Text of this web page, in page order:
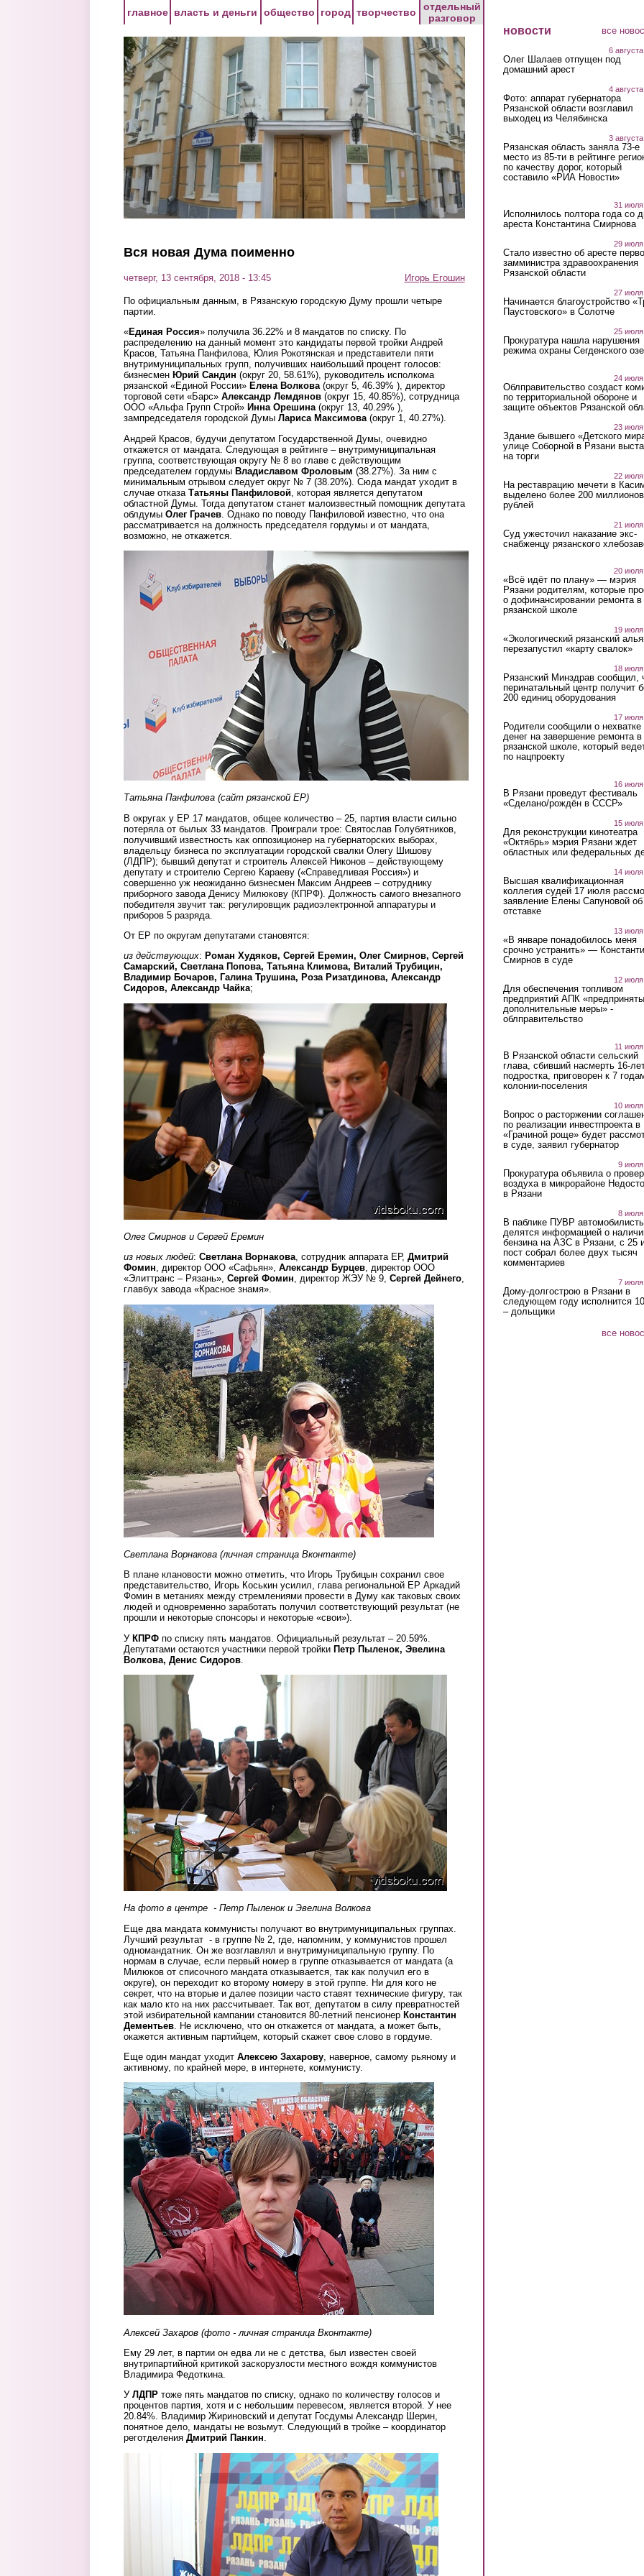
главное власть и деньги общество город творчество
отдельный
разговор
Вся новая Дума поименно
четверг, 13 сентября, 2018 - 13:45 Игорь Егошин
По официальным данным, в Рязанскую городскую Думу прошли четыре
партии.
«Единая Россия» получила 36.22% и 8 мандатов по списку. По
распределению на данный момент это кандидаты первой тройки Андрей
Красов, Татьяна Панфилова, Юлия Рокотянская и представители пяти
внутримуниципальных групп, получивших наибольший процент голосов:
бизнесмен Юрий Сандин (округ 20, 58.61%), руководитель исполкома
рязанской «Единой России» Елена Волкова(округ 5, 46.39% ), директор
торговой сети «Барс» Александр Лемдянов (округ 15, 40.85%), сотрудница
ООО «Альфа Групп Строй» Инна Орешина(округ 13, 40.29% ),
зампредседателя городской Думы Лариса Максимова(округ 1, 40.27%).
Андрей Красов, будучи депутатом Государственной Думы, очевидно
откажется от мандата. Следующая в рейтинге – внутримуниципальная
группа, соответствующая округу № 8 во главе с действующим
председателем гордумы Владиславом Фроловым (38.27%). За ним с
минимальным отрывом следует округ № 7 (38.20%). Сюда мандат уходит в
случае отказа Татьяны Панфиловой , которая является депутатом
областной Думы. Тогда депутатом станет малоизвестный помощник депутата
облдумы Олег Грачев . Однако по поводу Панфиловой известно, что она
рассматривается на должность председателя гордумы и от мандата,
возможно, не откажется.
Татьяна Панфилова (сайт рязанской ЕР)
В округах у ЕР 17 мандатов, общее количество – 25, партия власти сильно
потеряла от былых 33 мандатов. Проиграли трое: Святослав Голубятников,
получивший известность как оппозиционер на губернаторских выборах,
владельцу бизнеса по эксплуатации городской свалки Олегу Шишову
(ЛДПР); бывший депутат и строитель Алексей Никонов – действующему
депутату и строителю Сергею Караеву («Справедливая Россия») и
совершенно уж неожиданно бизнесмен Максим Андреев – сотруднику
приборного завода Денису Милюкову (КПРФ). Должность самого внезапного
победителя звучит так: регулировщик радиоэлектронной аппаратуры и
приборов 5 разряда.
От ЕР по округам депутатами становятся:
из действующих: Роман Худяков, Сергей Еремин, Олег Смирнов, Сергей
Самарский, Светлана Попова, Татьяна Климова, Виталий Трубицин,
Владимир Бочаров, Галина Трушина, Роза Ризатдинова, Александр
Сидоров, Александр Чайка;
eremesmirnov.jpg
Олег Смирнов и Сергей Еремин
из новых людей: Светлана Ворнакова, сотрудник аппарата ЕР, Дмитрий
Фомин, директор ООО «Сафьян», Александр Бурцев, директор ООО
«Элиттранс – Рязань», Сергей Фомин, директор ЖЭУ № 9, Сергей Дейнего,
главбух завода «Красное знамя».
1.jpg
Светлана Ворнакова (личная страница Вконтакте)
В плане клановости можно отметить, что Игорь Трубицын сохранил свое
представительство, Игорь Коськин усилил, глава региональной ЕР Аркадий
Фомин в метаниях между стремлениями провести в Думу как таковых своих
людей и одновременно заработать получил соответствующий результат (не
прошли и некоторые спонсоры и некоторые «свои»).
У КПРФ по списку пять мандатов. Официальный результат – 20.59%.
Депутатами остаются участники первой тройки Петр Пыленок, Эвелина
Волкова, Денис Сидоров
kommunisty.jpg
На фото в центре - Петр Пыленок и Эвелина Волкова
Еще два мандата коммунисты получают во внутримуниципальных группах.
Лучший результат - в группе № 2, где, напомним, у коммунистов прошел
одномандатник. Он же возглавлял и внутримуниципальную группу. По
нормам в случае, если первый номер в группе отказывается от мандата (а
Милюков от списочного мандата отказывается, так как получил его в
округе), он переходит ко второму номеру в этой группе. Ни для кого не
секрет, что на вторые и далее позиции часто ставят технические фигуру, так
как мало кто на них рассчитывает. Так вот, депутатом в силу превратностей
этой избирательной кампании становится 80-летний пенсионер Константин
Дементьев . Не исключено, что он откажется от мандата, а может быть,
окажется активным партийцем, который скажет свое слово в гордуме.
Еще один мандат уходит Алексею Захарову , наверное, самому рьяному и
активному, по крайней мере, в интернете, коммунисту.
zaharov.jpg
Алексей Захаров (фото - личная страница Вконтакте)
Ему 29 лет, в партии он едва ли не с детства, был известен своей
внутрипартийной критикой заскорузлости местного вождя коммунистов
Владимира Федоткина.
У ЛДПР тоже пять мандатов по списку, однако по количеству голосов и
процентов партия, хотя и с небольшим перевесом, является второй. У нее
20.84%. Владимир Жириновский и депутат Госдумы Александр Шерин,
понятное дело, мандаты не возьмут. Следующий в тройке – координатор
реготделения Дмитрий Панкин.
новости все
6
Олег Шалаев отпущен под
домашний арест
4
Фото: аппарат губернатора
Рязанской области возглавил
выходец из Челябинска
3
Рязанская область заняла 73-е
место из 85-ти в рейтинге
по качеству дорог, который
составило «РИА Новости»
31
Исполнилось полтора года со
ареста Константина Смирнова
29
Стало известно об аресте
замминистра здравоохранения
Рязанской области
27
Начинается благоустройство
Паустовского» в Солотче
25
Прокуратура нашла нарушения
режима охраны Сегденского
24
Облправительство создаст
по территориальной обороне и
защите объектов Рязанской
23 июля
Здание бывшего «Детского
улице Соборной в Рязани
на торги
22
На реставрацию мечети в
выделено более 200 миллионов
рублей
21
Суд ужесточил наказание экс-
снабженцу рязанского
20
«Всё идёт по плану» — мэрия
Рязани родителям, которые
о дофинансировании ремонта в
рязанской школе
19
«Экологический рязанский
перезапустил «карту свалок»
18
Рязанский Минздрав сообщил,
перинатальный центр получит
200 единиц оборудования
17
Родители сообщили о нехватке
денег на завершение ремонта в
рязанской школе, который
по нацпроекту
16
В Рязани проведут фестиваль
«Сделано/рождён в СССР»
15
Для реконструкции кинотеатра
«Октябрь» мэрия Рязани ждет
областных или федеральных
14
Высшая квалификационная
коллегия судей 17 июля
заявление Елены Сапуновой об
отставке
13
«В январе понадобилось меня
срочно устранить» —
Смирнов в суде
12
Для обеспечения топливом
предприятий АПК «предприняты
дополнительные меры» -
облправительство
11
В Рязанской области сельский
глава, сбивший насмерть 16-
подростка, приговорен к 7
колонии-поселения
10
Вопрос о расторжении
по реализации инвестпроекта в
«Грачиной роще» будет
в суде, заявил губернатор
9 июля
Прокуратура объявила о
воздуха в микрорайоне
в Рязани
8 июля
В паблике ПУВР
делятся информацией о
бензина на АЗС в Рязани, с 25
пост собрал более двух тысяч
комментариев
7 июля
Дому-долгострою в Рязани в
следующем году исполнится
– дольщики
все